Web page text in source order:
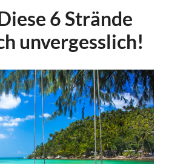
6 Strände
unvergesslich!